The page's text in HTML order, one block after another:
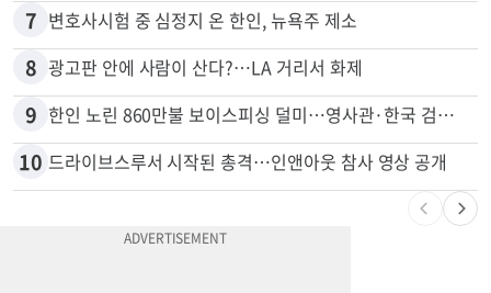
7 변호사시험 중 심정지 온 한인, 뉴욕주 제소
8 광고판 안에 사람이 산다?…LA 거리서 화제
9 한인 노린 860만불 보이스피싱 덜미…영사관·한국 검찰 사칭
10 드라이브스루서 시작된 총격…인앤아웃 참사 영상 공개